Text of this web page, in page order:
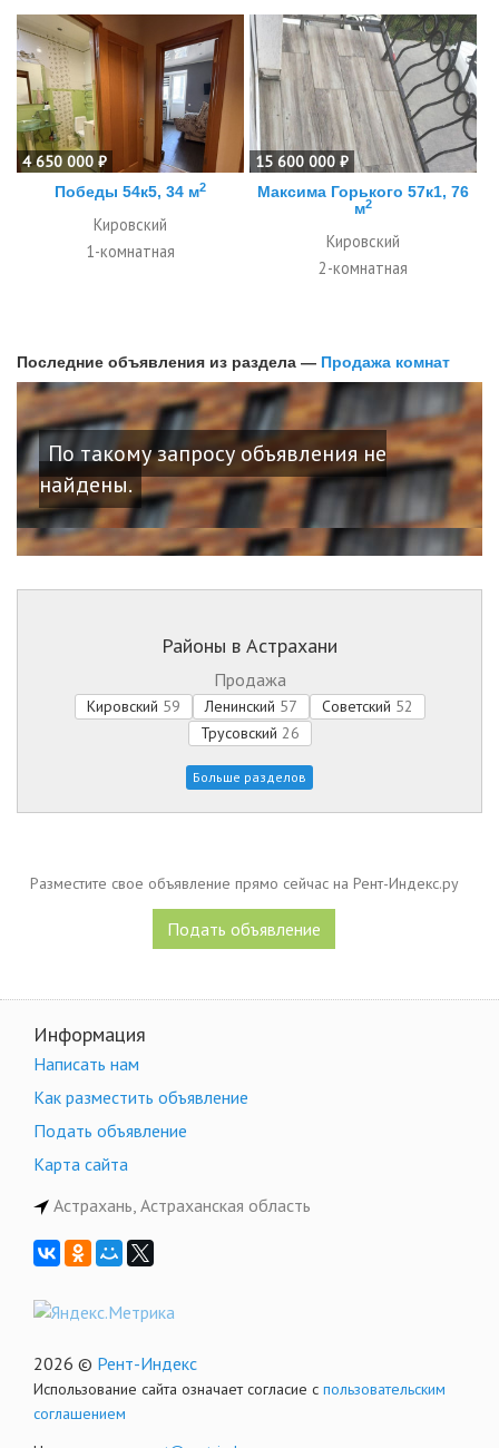
4 650 000 ₽
Победы 54к5, 34 м2
Кировский
1-комнатная
15 600 000 ₽
Максима Горького 57к1, 76
м2
Кировский
2-комнатная
Последние объявления из раздела — Продажа комнат
По такому запросу объявления не
найдены.
Районы в Астрахани
Продажа
Кировский 59 Ленинский 57 Советский 52
Трусовский 26
Больше разделов
Разместите свое объявление прямо сейчас на Рент-Индекс.ру
Подать объявление
Информация
Написать нам
Как разместить объявление
Подать объявление
Карта сайта
Астрахань, Астраханская область
2026 © Рент-Индекс
Использование сайта означает согласие с пользовательским
соглашением